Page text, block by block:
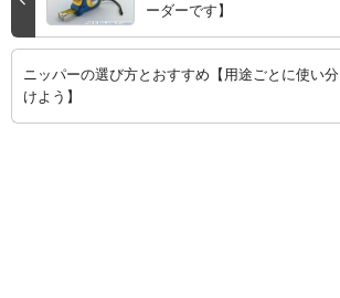
ーダーです】
ニッパーの選び方とおすすめ【用途ごとに使い分
けよう】